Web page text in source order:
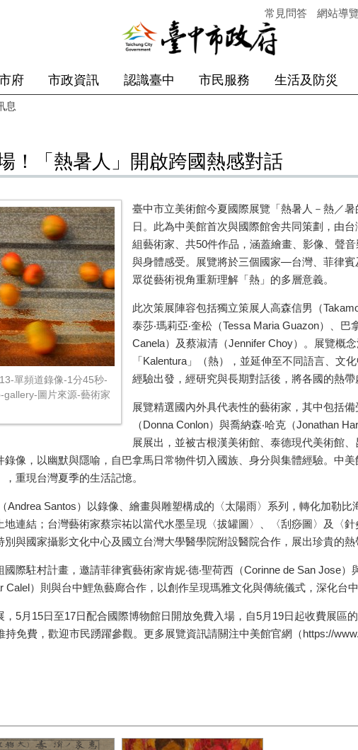
常見問答 網站導
府 市政資訊 認識臺中 市民服務 生活及防災
息
！「熱暑人」開啟跨國熱感對話
單頻道錄像-1分45秒-
圖片來源-藝術家
臺中市立美術館今夏國際展覽「熱暑人－熱／
日。此為中美館首次與國際館舍共同策劃，由
組藝術家、共50件作品，涵蓋繪畫、影像、聲
與身體感受。展覽將於三個國家—台灣、菲律
眾從藝術視角重新理解「熱」的多層意義。
此次策展陣容包括獨立策展人高森信男（
泰莎‧瑪莉亞‧奎松（Tessa Maria Guazon）、巴
Canela）及蔡淑清（Jennifer Choy）。展覽概
「Kalentura」（熱），並延伸至不同語言、文
經驗出發，經研究與長期對話後，將各國的熱
展覽精選國內外具代表性的藝術家，其中包括
（Donna Conlon）與喬納森‧哈克（Jonathan
展展出，並被古根漢美術館、泰德現代美術館
像，以幽默與隱喻，自巴拿馬日常物件切入國族、身分與集體經驗。中
重現台灣夏季的生活記憶。
Andrea Santos）以錄像、繪畫與雕塑構成的〈太陽雨〉系列，轉化加勒
連結；台灣藝術家蔡宗祐以當代水墨呈現〈拔罐圖〉、〈刮痧圖〉及〈
與國家攝影文化中心及國立台灣大學醫學院附設醫院合作，展出珍貴的
際駐村計畫，邀請菲律賓藝術家肯妮‧德‧聖荷西（Corinne de San Jose）
Calel）則與台中鯉魚藝廊合作，以創作呈現瑪雅文化與傳統儀式，深化台
5月 15日至17日配合國際博物館日開放免費入場，自5月 19日起收費展區
免費，歡迎市民踴躍參觀。更多展覽資訊請關注中美館官網（https://